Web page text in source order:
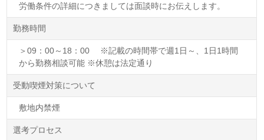
労働条件の詳細につきましては面談時にお伝えします。
勤務時間
＞09：00～18：00 ※記載の時間帯で週1日～、1日1時間
から勤務相談可能 ※休憩は法定通り
受動喫煙対策について
敷地内禁煙
選考プロセス